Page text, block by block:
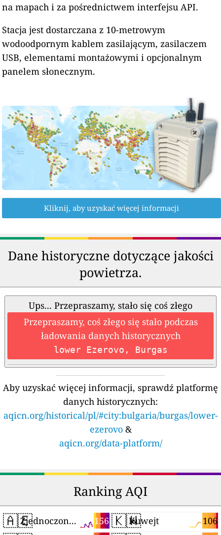
na mapach i za pośrednictwem interfejsu API.
Stacja jest dostarczana z 10-metrowym
wodoodpornym kablem zasilającym, zasilaczem
USB, elementami montażowymi i opcjonalnym
panelem słonecznym.
Kliknij, aby uzyskać więcej informacji
Dane historyczne dotyczące jakości
powietrza.
Ups... Przepraszamy, stało się coś złego
Przepraszamy, coś złego się stało podczas
ładowania danych historycznych
lower Ezerovo, Burgas
Aby uzyskać więcej informacji, sprawdź platformę
danych historycznych:
aqicn.org/historical/pl/#city:bulgaria/burgas/lower-
ezerovo&
aqicn.org/data-platform/
Ranking AQI
🇦🇪 156
Zjednoczone Emiraty Arabskie 🇰🇼 106
Kuwejt